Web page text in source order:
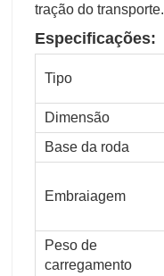
tração do transporte.
Especificações:
Tipo
Dimensão
Base da roda
Embraiagem
Peso de
carregamento